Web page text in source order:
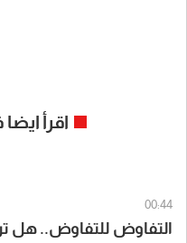
اقرأ
00:44
التفاوض للتفاوض.. هل